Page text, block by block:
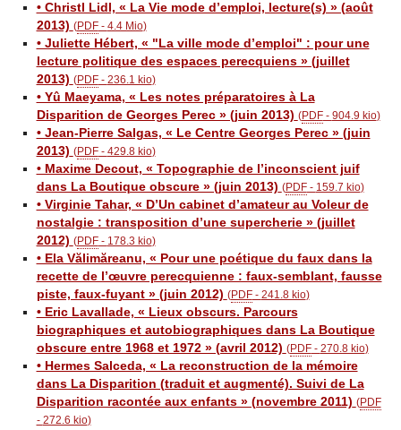
• Christl Lidl, « La Vie mode d’emploi, lecture(s) » (août
2013) (PDF- 4.4 Mio)
• Juliette Hébert, « "La ville mode d’emploi" : pour une
lecture politique des espaces perecquiens » (juillet
2013) (PDF- 236.1 kio)
• Yû Maeyama, « Les notes préparatoires à La
Disparition de Georges Perec » (juin 2013) (PDF- 904.9 kio)
• Jean-Pierre Salgas, « Le Centre Georges Perec » (juin
2013) (PDF- 429.8 kio)
• Maxime Decout, « Topographie de l’inconscient juif
dans La Boutique obscure » (juin 2013) (PDF- 159.7 kio)
• Virginie Tahar, « D’Un cabinet d’amateur au Voleur de
nostalgie : transposition d’une supercherie » (juillet
2012) (PDF- 178.3 kio)
• Ela Vălimăreanu, « Pour une poétique du faux dans la
recette de l’œuvre perecquienne : faux-semblant, fausse
piste, faux-fuyant » (juin 2012) (PDF- 241.8 kio)
• Eric Lavallade, « Lieux obscurs. Parcours
biographiques et autobiographiques dans La Boutique
obscure entre 1968 et 1972 » (avril 2012) (PDF- 270.8 kio)
• Hermes Salceda, « La reconstruction de la mémoire
dans La Disparition (traduit et augmenté). Suivi de La
Disparition racontée aux enfants » (novembre 2011) (PDF
- 272.6 kio)